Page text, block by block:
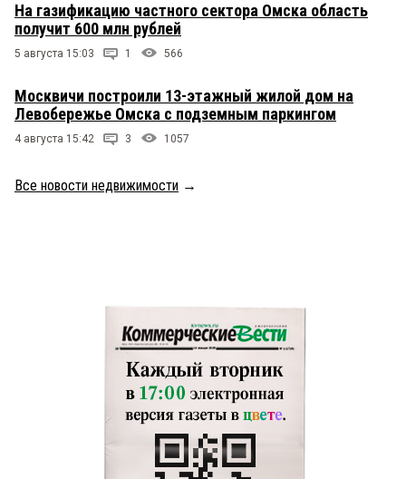
На газификацию частного сектора Омска область
получит 600 млн рублей
5 августа 15:03 1 566
Москвичи построили 13-этажный жилой дом на
Левобережье Омска с подземным паркингом
4 августа 15:42 3 1057
Все новости недвижимости →